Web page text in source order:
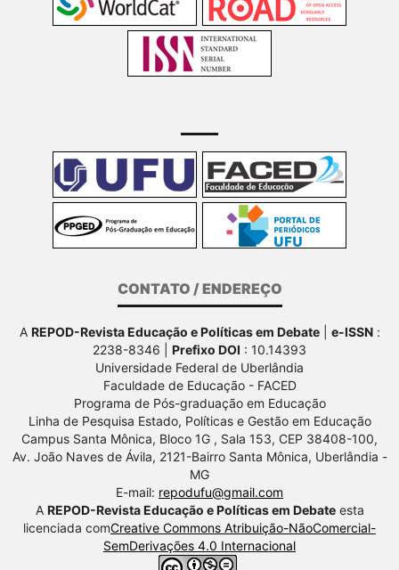
CONTATO / ENDEREÇO
A REPOD-Revista Educação e Políticas em Debate| e-ISSN:
2238-8346 | Prefixo DOI : 10.14393
Universidade Federal de Uberlândia
Faculdade de Educação - FACED
Programa de Pós-graduação em Educação
Linha de Pesquisa Estado, Políticas e Gestão em Educação
Campus Santa Mônica, Bloco 1G , Sala 153, CEP 38408-100,
Av. João Naves de Ávila, 2121-Bairro Santa Mônica, Uberlândia -
MG
E-mail: repodufu@gmail.com
A REPOD-Revista Educação e Políticas em Debateesta
licenciada comCreative Commons Atribuição-NãoComercial-
SemDerivações 4.0 Internacional